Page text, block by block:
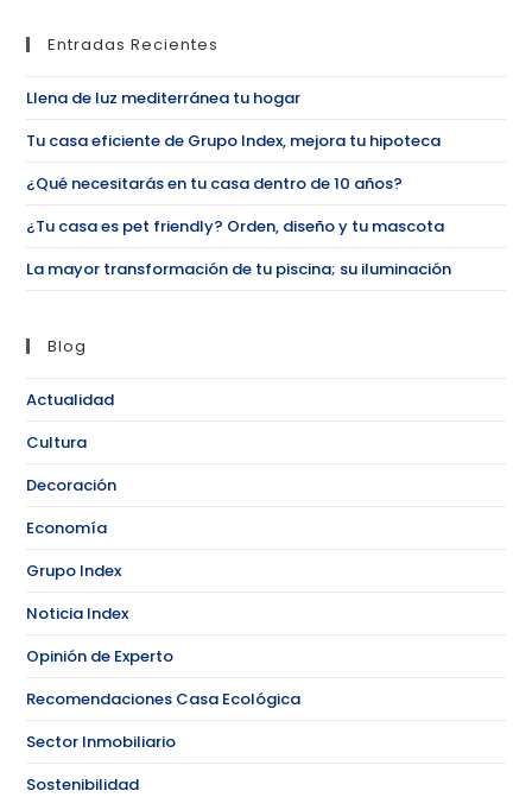
Entradas Recientes
Llena de luz mediterránea tu hogar
Tu casa eficiente de Grupo Index, mejora tu hipoteca
¿Qué necesitarás en tu casa dentro de 10 años?
¿Tu casa es pet friendly? Orden, diseño y tu mascota
La mayor transformación de tu piscina; su iluminación
Blog
Actualidad
Cultura
Decoración
Economía
Grupo Index
Noticia Index
Opinión de Experto
Recomendaciones Casa Ecológica
Sector Inmobiliario
Sostenibilidad